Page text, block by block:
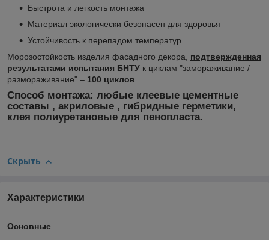
Быстрота и легкость монтажа
Материал экологически безопасен для здоровья
Устойчивость к перепадом температур
Морозостойкость изделия фасадного декора, подтвержденная
результатами испытания БНТУ к циклам "замораживание /
размораживание" – 100 циклов
Способ монтажа: любые клеевые цементные
составы , акриловые , гибридные герметики,
клея полиуретановые для пенопласта.
Скрыть
Характеристики
Основные